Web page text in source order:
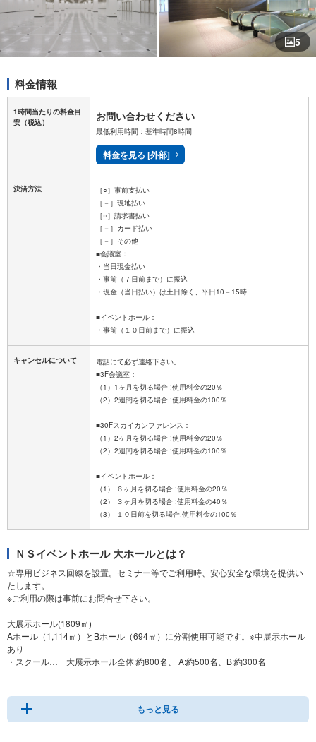
5
料金情報
1時間当たりの料金目
安 （税込） お問い合わせください
最低利用時間：基準時間8時間
料金を見る [外部]
決済方法
［○］事前支払い
［－］現地払い
［○］請求書払い
［－］カード払い
［－］その他
■会議室：
・当日現金払い
・事前（７日前まで）に振込
・現金（当日払い）は土日除く、平日10－15時
■イベントホール：
キャンセルについて
電話にて必ず連絡下さい。
■3F会議室：
（1）1ヶ月を切る場合 :使用料金の20％
（2）2週間を切る場合 :使用料金の100％
■30Fスカイカンファレンス：
（1）2ヶ月を切る場合 :使用料金の20％
（2）2週間を切る場合 :使用料金の100％
■イベントホール：
（1） ６ヶ月を切る場合 :使用料金の20％
（2） ３ヶ月を切る場合 :使用料金の40％
ＮＳイベントホール 大ホールとは？
☆専用ビジネス回線を設置。セミナー等でご利用時、安心安全な環境を提供い
たします。
※ご利用の際は事前にお問合せ下さい。
大展示ホール(1809㎡)
Aホール（1,114㎡）とBホール（694㎡）に分割使用可能です。※中展示ホール
あり
・スクール… 大展示ホール全体:約800名、 A:約500名、B:約300名
もっと見る